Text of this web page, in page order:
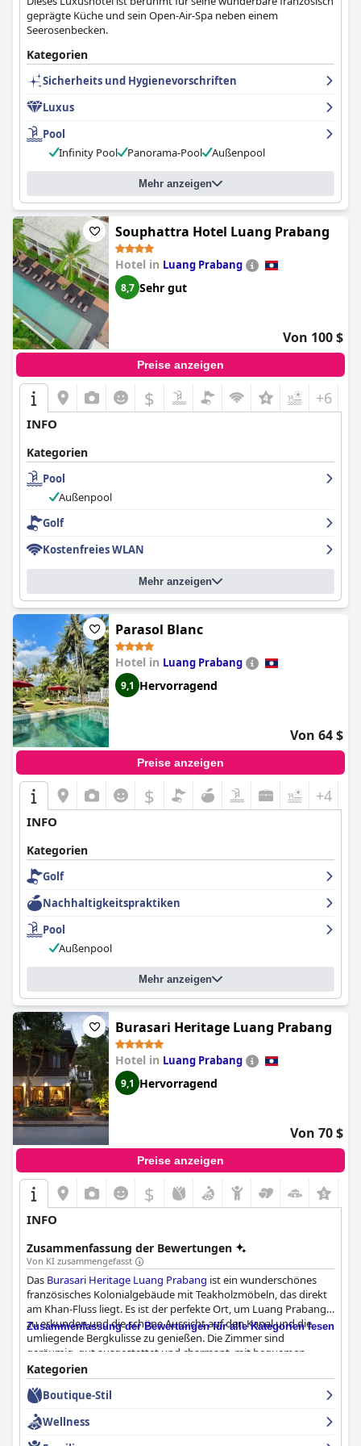
geprägte Küche und sein Open-Air-Spa neben einem
Seerosenbecken.
Kategorien
Sicherheits und Hygienevorschriften
Luxus
Pool
Infinity Pool
Panorama-Pool Außenpool
Mehr anzeigen
Souphattra Hotel Luang Prabang
Hotel in Luang Prabang
8,7 Sehr gut
Von 100 $
Preise anzeigen
$ +6
INFO
Kategorien
Pool
Außenpool
Golf
Kostenfreies WLAN
Mehr anzeigen
Parasol Blanc
Hotel in Luang Prabang
9,1 Hervorragend
Von 64 $
Preise anzeigen
$ +4
INFO
Kategorien
Golf
Nachhaltigkeitspraktiken
Pool
Außenpool
Mehr anzeigen
Burasari Heritage Luang Prabang
Hotel in Luang Prabang
9,1 Hervorragend
Von 70 $
Preise anzeigen
$
INFO
Zusammenfassung der Bewertungen
Von KI zusammengefasst
Das Burasari Heritage Luang Prabang ist ein wunderschönes
französisches Kolonialgebäude mit Teakholzmöbeln, das direkt
am Khan-Fluss liegt. Es ist der perfekte Ort, um Luang Prabang
zu erkunden und die schöne Aussicht auf den Kanal und die
umliegende Bergkulisse zu genießen. Die Zimmer sind
geräumig, gut ausgestattet und charmant, mit bequemen
Betten und ausgezeichneten Annehmlichkeiten. Das Personal ist
außergewöhnlich, mit herausragenden Mitarbeitern wie
Phaeng, die alles tun, um den Gästen einen tollen Aufenthalt zu
ermöglichen. Das Personal ist freundlich, zuvorkommend und
sehr entgegenkommend, was zu einem unvergesslichen
Erlebnis führt. Insgesamt ist das
Zusammenfassung der Bewertungen für alle Kategorien lesen
Kategorien
Boutique-Stil
Wellness